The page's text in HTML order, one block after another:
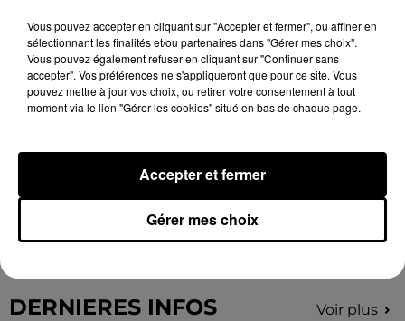
🔊 UN BILAN CONTRASTÉ POUR LA
MOISSON PRÉCOCE
DERNIERES INFOS Voir plus
Vous pouvez accepter en cliquant sur "Accepter et fermer", ou affiner en
sélectionnant les finalités et/ou partenaires dans "Gérer mes choix".
Vous pouvez également refuser en cliquant sur "Continuer sans
accepter". Vos préférences ne s'appliqueront que pour ce site. Vous
pouvez mettre à jour vos choix, ou retirer votre consentement à tout
moment via le lien "Gérer les cookies" situé en bas de chaque page.
Gérer mes choix
Accepter et fermer